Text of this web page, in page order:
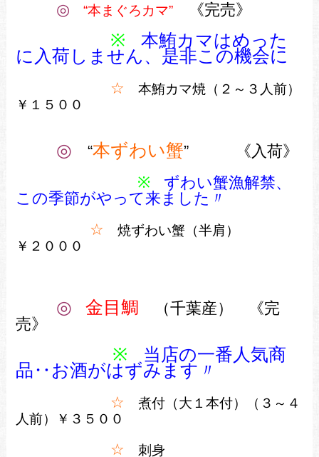
◎ “本まぐろカマ”《完売》
※ 本鮪カマはめった
に入荷しません、是非この機会に
☆ 本鮪カマ焼（２～３人前）
￥１５００
◎ “本ずわい蟹” 《入荷》
※
ずわい蟹漁解禁、
この季節がやって来ました〃
☆ 焼ずわい蟹（半肩）
￥２０００
◎ 金目鯛 （千葉産） 《完
売》
※ 当店の一番人気商
品‥お酒がはずみます〃
☆ 煮付（大１本付）（３～４
人前）￥３５００
☆ 刺身